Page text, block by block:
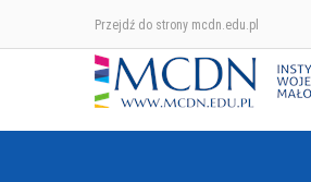
Przejdź do strony mcdn.edu.pl